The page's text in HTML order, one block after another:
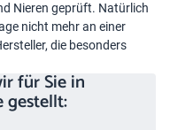
Nieren geprüft. Natürlich
nicht mehr an einer
die besonders
für Sie in
gestellt: